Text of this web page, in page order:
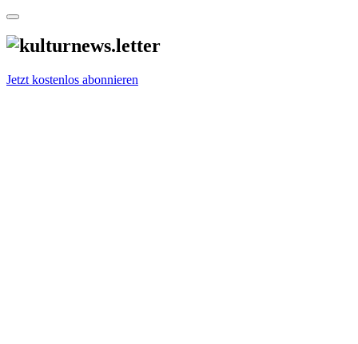
Jetzt kostenlos abonnieren